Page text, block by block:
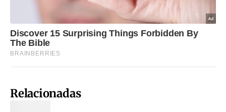
Relacionadas